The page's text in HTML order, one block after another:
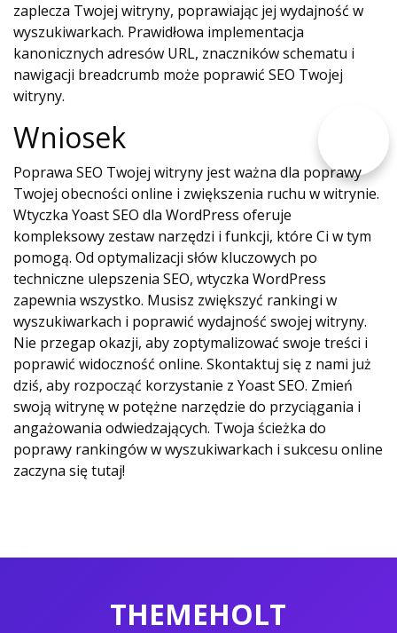
zaplecza Twojej witryny, poprawiając jej wydajność w
wyszukiwarkach. Prawidłowa implementacja
kanonicznych adresów URL, znaczników schematu i
nawigacji breadcrumb może poprawić SEO Twojej
witryny.
Wniosek
Poprawa SEO Twojej witryny jest ważna dla poprawy
Twojej obecności online i zwiększenia ruchu w witrynie.
Wtyczka Yoast SEO dla WordPress oferuje
kompleksowy zestaw narzędzi i funkcji, które Ci w tym
pomogą. Od optymalizacji słów kluczowych po
techniczne ulepszenia SEO, wtyczka WordPress
zapewnia wszystko. Musisz zwiększyć rankingi w
wyszukiwarkach i poprawić wydajność swojej witryny.
Nie przegap okazji, aby zoptymalizować swoje treści i
poprawić widoczność online. Skontaktuj się z nami już
dziś, aby rozpocząć korzystanie z Yoast SEO. Zmień
swoją witrynę w potężne narzędzie do przyciągania i
angażowania odwiedzających. Twoja ścieżka do
poprawy rankingów w wyszukiwarkach i sukcesu online
zaczyna się tutaj!
THEMEHOLT